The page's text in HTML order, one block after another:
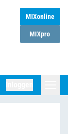
MIXonline
MIXpro